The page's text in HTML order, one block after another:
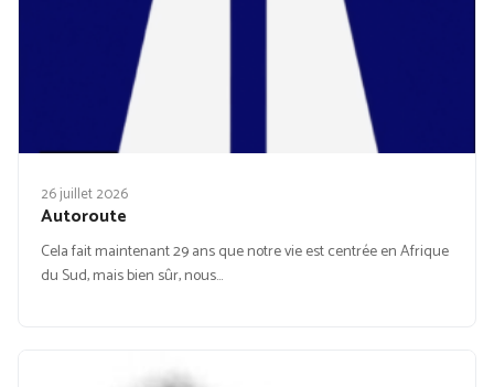
26 juillet 2026
Autoroute
Cela fait maintenant 29 ans que notre vie est centrée en Afrique
du Sud, mais bien sûr, nous…